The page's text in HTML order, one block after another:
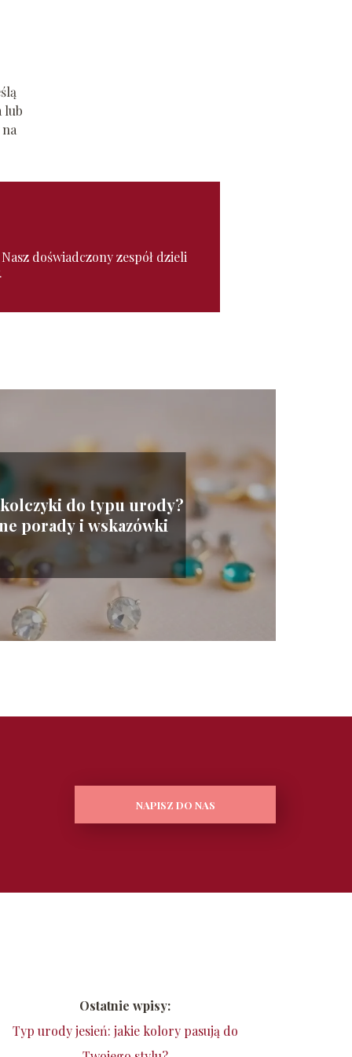
lub
doświadczony zespół dzieli
do typu urody?
porady i wskazówki
NAPISZ DO NAS
Ostatnie wpisy:
Typ urody jesień: jakie kolory pasują do